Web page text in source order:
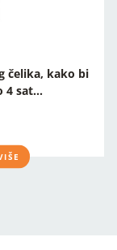
čelika, kako bi
4 sat...